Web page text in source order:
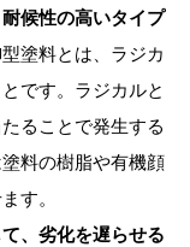
候性の高いタイプ
塗料とは、ラジカ
です。ラジカルと
ることで発生する
料の樹脂や有機顔
す。
、劣化を遅らせる